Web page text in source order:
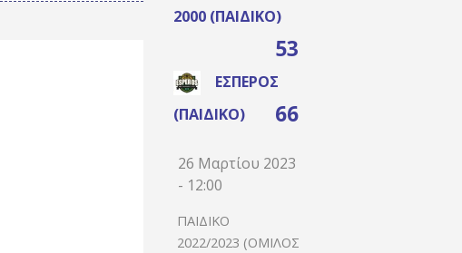
2000 (ΠΑΙΔΙΚΌ)
53
ΈΣΠΕΡΟΣ
(ΠΑΙΔΙΚΌ)
66
26 Μαρτίου 2023
- 12:00
ΠΑΙΔΙΚΌ
2022/2023 (ΌΜΙΛΟΣ